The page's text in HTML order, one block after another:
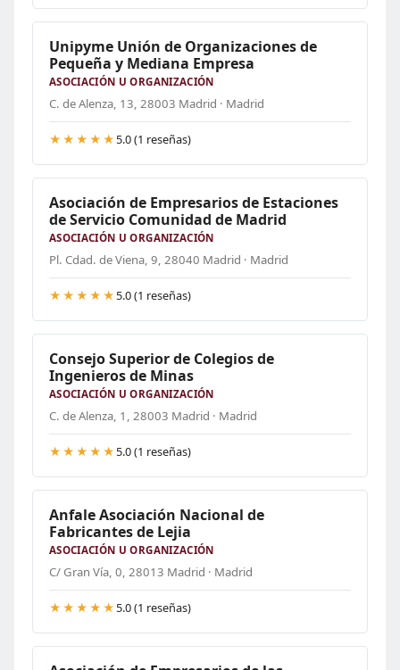
Unipyme Unión de Organizaciones de
Pequeña y Mediana Empresa
ASOCIACIÓN U ORGANIZACIÓN
C. de Alenza, 13, 28003 Madrid · Madrid
★★★★★ 5.0 (1 reseñas)
Asociación de Empresarios de Estaciones
de Servicio Comunidad de Madrid
ASOCIACIÓN U ORGANIZACIÓN
Pl. Cdad. de Viena, 9, 28040 Madrid · Madrid
★★★★★ 5.0 (1 reseñas)
Consejo Superior de Colegios de
Ingenieros de Minas
ASOCIACIÓN U ORGANIZACIÓN
C. de Alenza, 1, 28003 Madrid · Madrid
★★★★★ 5.0 (1 reseñas)
Anfale Asociación Nacional de
Fabricantes de Lejia
ASOCIACIÓN U ORGANIZACIÓN
C/ Gran Vía, 0, 28013 Madrid · Madrid
★★★★★ 5.0 (1 reseñas)